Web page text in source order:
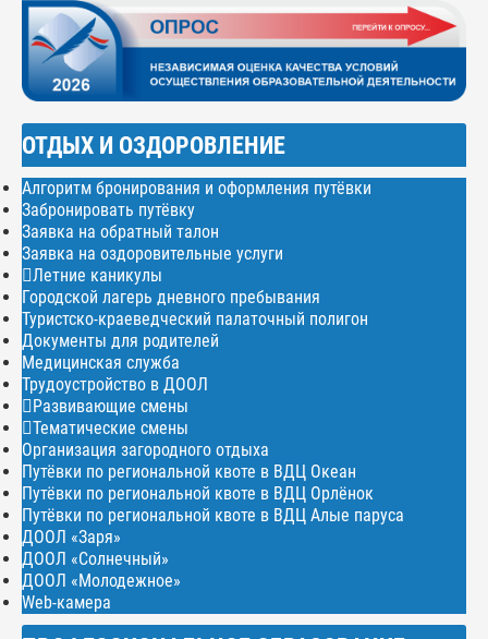
ОТДЫХ И ОЗДОРОВЛЕНИЕ
Алгоритм бронирования и оформления путёвки
Забронировать путёвку
Заявка на обратный талон
Заявка на оздоровительные услуги
Летние каникулы
Городской лагерь дневного пребывания
Туристско-краеведческий палаточный полигон
Документы для родителей
Медицинская служба
Трудоустройство в ДООЛ
Развивающие смены
Тематические смены
Организация загородного отдыха
Путёвки по региональной квоте в ВДЦ Океан
Путёвки по региональной квоте в ВДЦ Орлёнок
Путёвки по региональной квоте в ВДЦ Алые паруса
ДООЛ «Заря»
ДООЛ «Солнечный»
ДООЛ «Молодежное»
Web-камера